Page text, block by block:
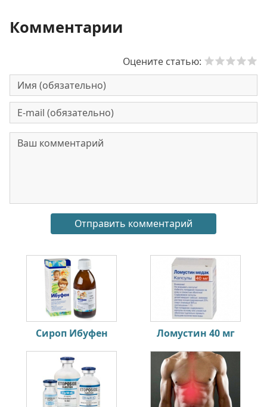
Комментарии
Оцените статью:
Сироп Ибуфен Ломустин 40 мг